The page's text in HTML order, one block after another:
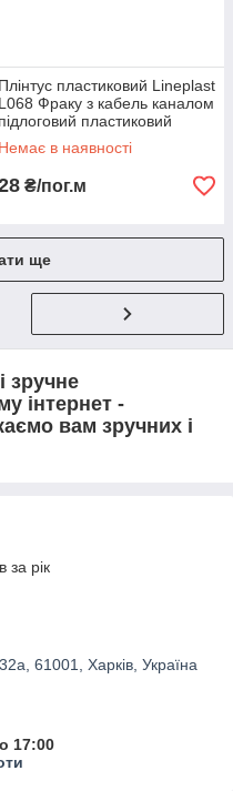
Плінтус пластиковий Lineplast
L068 Фраку з кабель каналом
підлоговий пластиковий
плінтус
Немає в наявності
₴/пог.м
ще
зручне
інтернет -
вам зручних і
за рік
61001, Харків, Україна
17:00